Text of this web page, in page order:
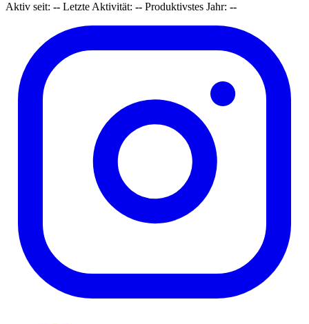
Aktiv seit: -- Letzte Aktivität: -- Produktivstes Jahr: --